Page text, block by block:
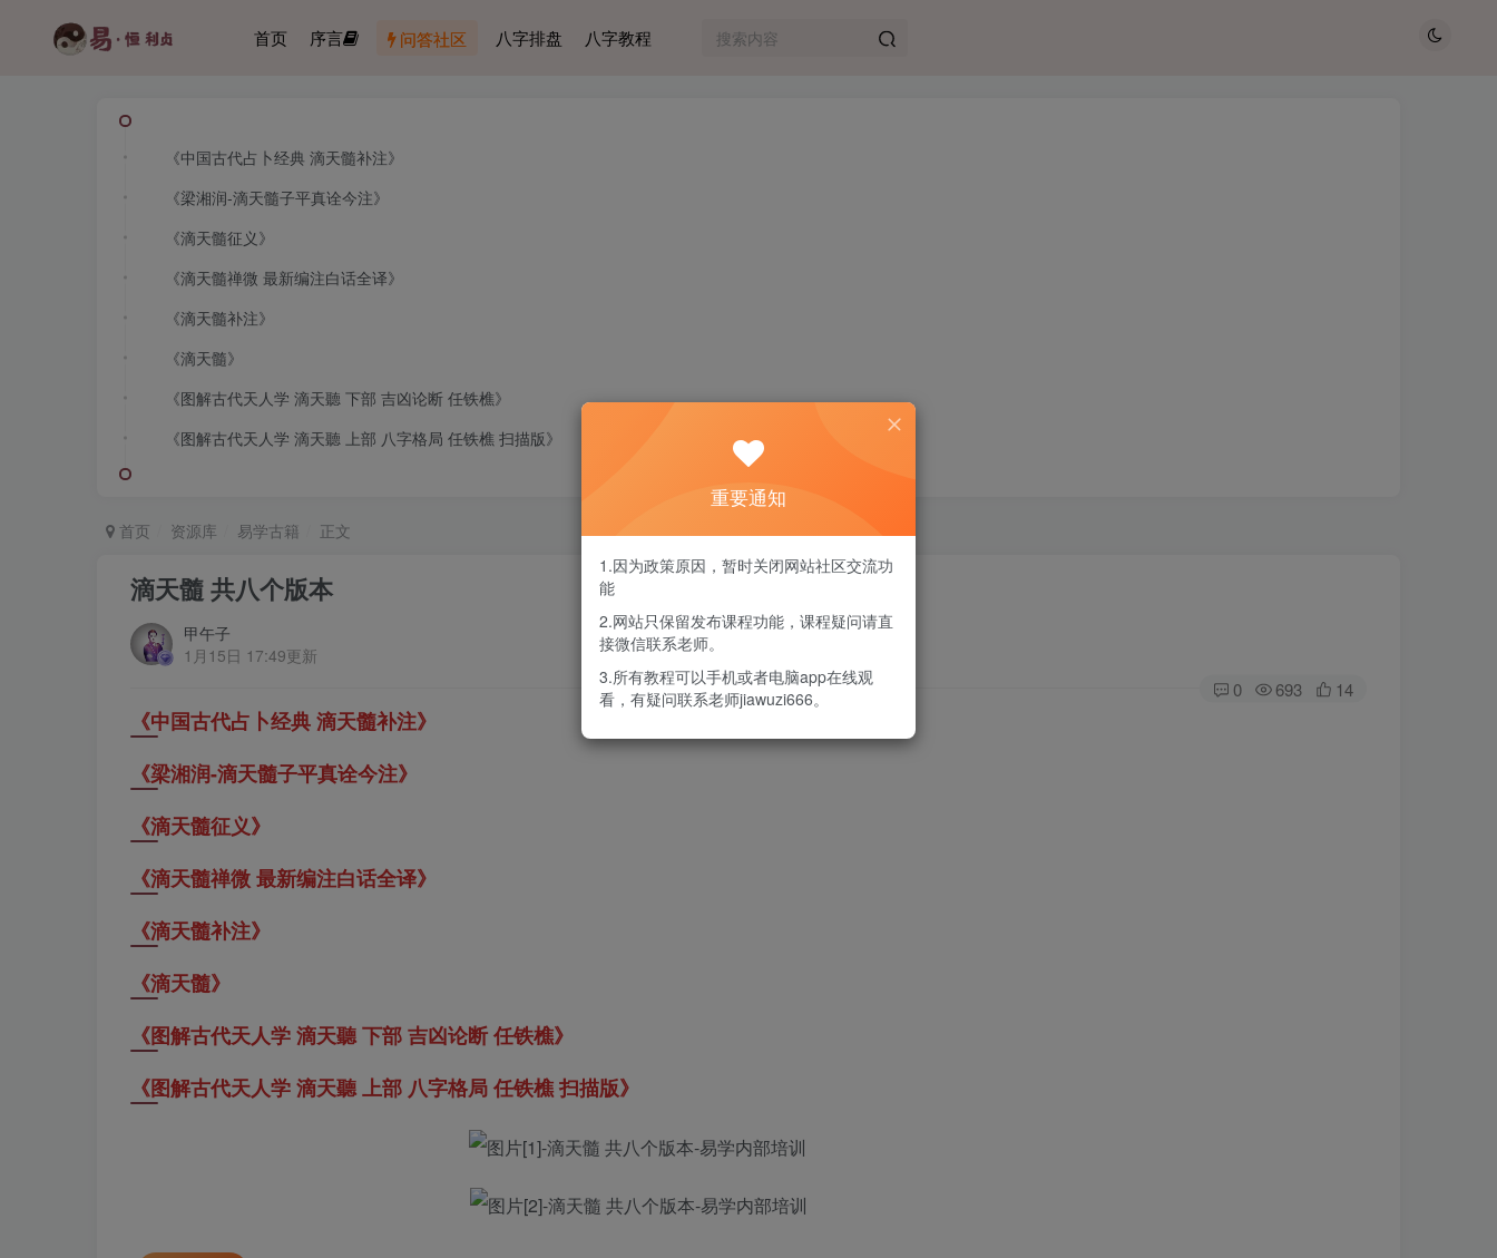
首页 序言 问答社区 八字排盘 八字教程
《中国古代占卜经典 滴天髓补注》
《梁湘润-滴天髓子平真诠今注》
《滴天髓征义》
《滴天髓禅微 最新编注白话全译》
《滴天髓补注》
《滴天髓》
《图解古代天人学 滴天聽 下部 吉凶论断 任铁樵》
《图解古代天人学 滴天聽 上部 八字格局 任铁樵 扫描版》
首页 资源库 易学古籍 正文
滴天髓 共八个版本
甲午子
1月15日 17:49更新
0 693 14
《中国古代占卜经典 滴天髓补注》
《梁湘润-滴天髓子平真诠今注》
《滴天髓征义》
《滴天髓禅微 最新编注白话全译》
《滴天髓补注》
《滴天髓》
《图解古代天人学 滴天聽 下部 吉凶论断 任铁樵》
《图解古代天人学 滴天聽 上部 八字格局 任铁樵 扫描版》
重要通知
1.因为政策原因，暂时关闭网站社区交流功
能
2.网站只保留发布课程功能，课程疑问请直
接微信联系老师。
3.所有教程可以手机或者电脑app在线观
看，有疑问联系老师jiawuzi666。